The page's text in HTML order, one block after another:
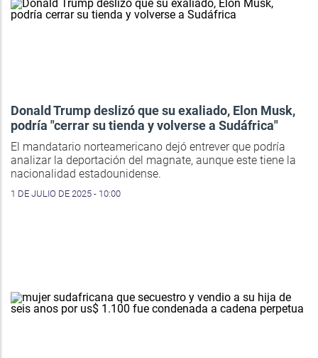
Donald Trump deslizó que su exaliado, Elon Musk,
podría "cerrar su tienda y volverse a Sudáfrica"
El mandatario norteamericano dejó entrever que podría
analizar la deportación del magnate, aunque este tiene la
nacionalidad estadounidense.
1 DE JULIO DE 2025 - 10:00